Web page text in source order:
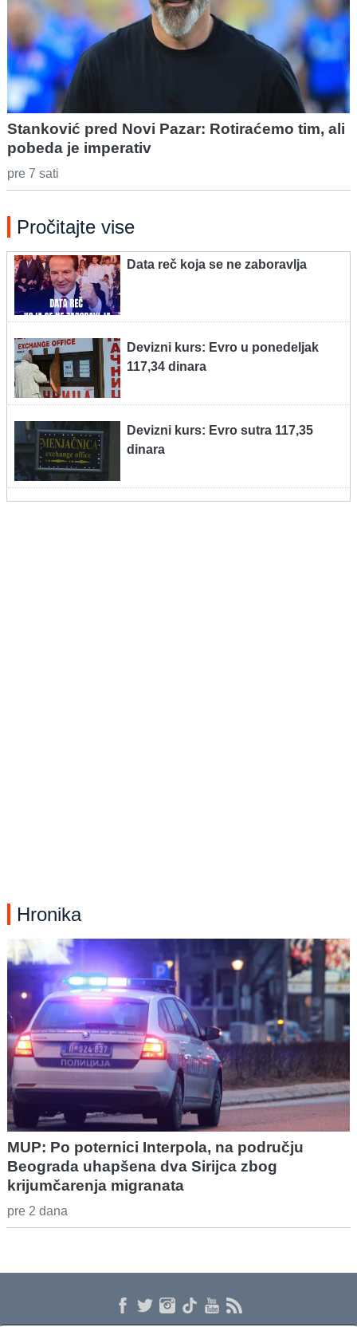
Stanković pred Novi Pazar: Rotiraćemo tim, ali
pobeda je imperativ
pre 7 sati
Pročitajte vise
Data reč koja se ne zaboravlja
Devizni kurs: Evro u ponedeljak
117,34 dinara
Devizni kurs: Evro sutra 117,35
dinara
Hronika
MUP: Po poternici Interpola, na području
Beograda uhapšena dva Sirijca zbog
krijumčarenja migranata
pre 2 dana